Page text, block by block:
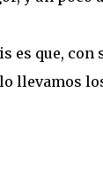
es que, con
llevamos